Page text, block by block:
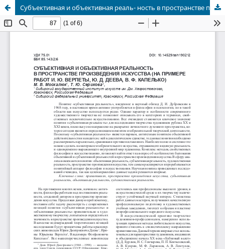
Субъективная и объективная реаль- ность в пространстве произведения искусства (на примере работ И. Ю. Верпета, Ю. Д. Деева, В. Ф. Капелько)